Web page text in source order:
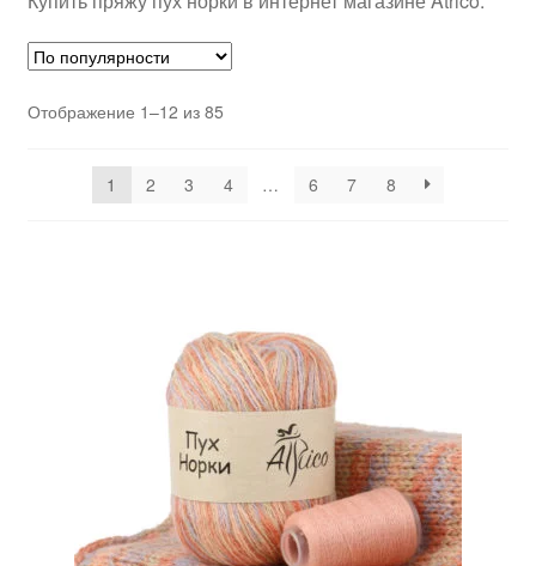
Опт
Отображение 1–12 из 85
1 2 3 4 … 6 7 8